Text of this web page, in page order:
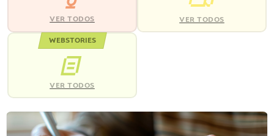
VER TODOS VER TODOS
WEBSTORIES
VER TODOS